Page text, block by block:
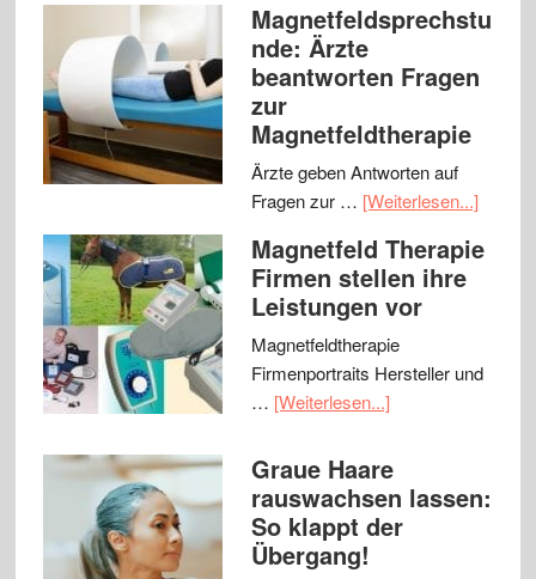
Magnetfeldsprechstu
nde: Ärzte
beantworten Fragen
zur
Magnetfeldtherapie
Ärzte geben Antworten auf
Fragen zur … [Weiterlesen...]
Magnetfeld Therapie
Firmen stellen ihre
Leistungen vor
Magnetfeldtherapie
Firmenportraits Hersteller und
… [Weiterlesen...]
Graue Haare
rauswachsen lassen:
So klappt der
Übergang!